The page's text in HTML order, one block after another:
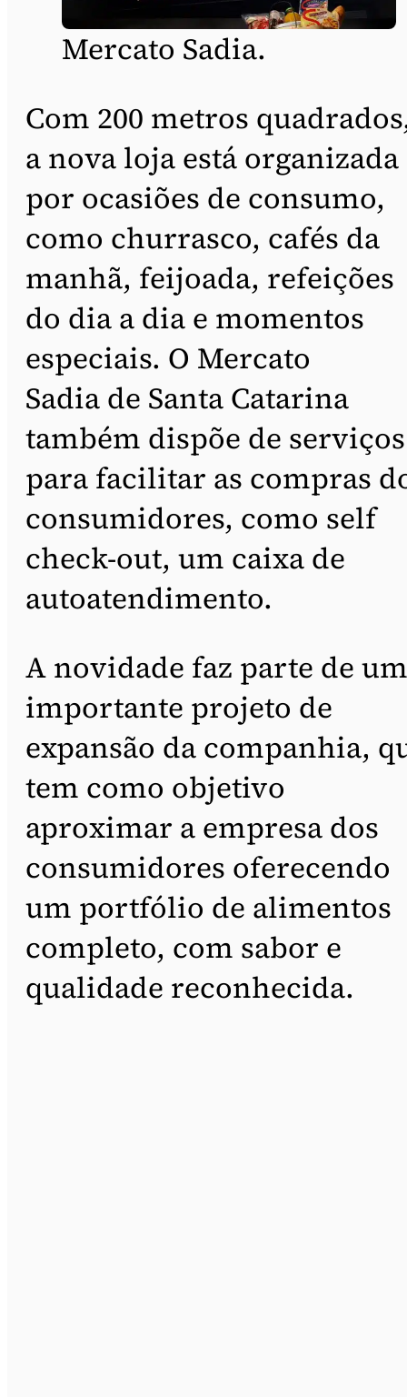
Mercato Sadia.
Com 200 metros
a nova loja está organizada
por ocasiões de consumo,
como churrasco, cafés da
manhã, feijoada, refeições
do dia a dia e momentos
especiais. O Mercato
Sadia de Santa Catarina
também dispõe de serviços
para facilitar as compras
consumidores, como self
check-out, um caixa de
autoatendimento.
A novidade faz parte de um
importante projeto de
expansão da companhia,
tem como objetivo
aproximar a empresa dos
consumidores oferecendo
um portfólio de alimentos
completo, com sabor e
qualidade reconhecida.